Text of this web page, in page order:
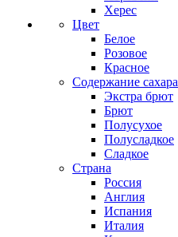
Херес
Цвет
Белое
Розовое
Красное
Содержание сахара
Экстра брют
Брют
Полусухое
Полусладкое
Сладкое
Страна
Россия
Англия
Испания
Италия